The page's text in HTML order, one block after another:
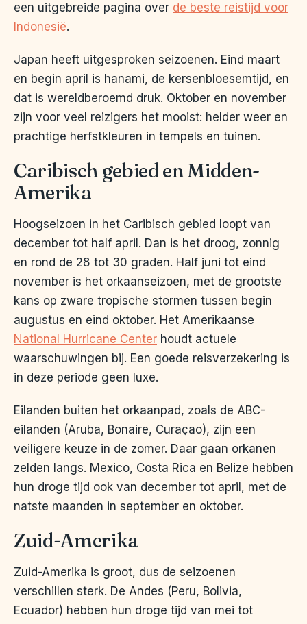
een uitgebreide pagina over de beste reistijd voor
Indonesië.
Japan heeft uitgesproken seizoenen. Eind maart
en begin april is hanami, de kersenbloesemtijd, en
dat is wereldberoemd druk. Oktober en november
zijn voor veel reizigers het mooist: helder weer en
prachtige herfstkleuren in tempels en tuinen.
Caribisch gebied en Midden-
Amerika
Hoogseizoen in het Caribisch gebied loopt van
december tot half april. Dan is het droog, zonnig
en rond de 28 tot 30 graden. Half juni tot eind
november is het orkaanseizoen, met de grootste
kans op zware tropische stormen tussen begin
augustus en eind oktober. Het Amerikaanse
National Hurricane Center houdt actuele
waarschuwingen bij. Een goede reisverzekering is
in deze periode geen luxe.
Eilanden buiten het orkaanpad, zoals de ABC-
eilanden (Aruba, Bonaire, Curaçao), zijn een
veiligere keuze in de zomer. Daar gaan orkanen
zelden langs. Mexico, Costa Rica en Belize hebben
hun droge tijd ook van december tot april, met de
natste maanden in september en oktober.
Zuid-Amerika
Zuid-Amerika is groot, dus de seizoenen
verschillen sterk. De Andes (Peru, Bolivia,
Ecuador) hebben hun droge tijd van mei tot